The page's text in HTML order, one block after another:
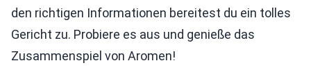
den richtigen Informationen bereitest du ein tolles
Gericht zu. Probiere es aus und genieße das
Zusammenspiel von Aromen!